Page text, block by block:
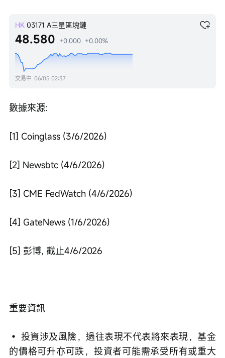
HK 03171 A三星區塊鏈
48.580 +0.000 +0.00%
交易中 06/05 02:37
數據來源:
[1] Coinglass (3/6/2026)
[2] Newsbtc (4/6/2026)
[3] CME FedWatch (4/6/2026)
[4] GateNews (1/6/2026)
[5] 彭博, 截止4/6/2026
重要資訊
• 投資涉及風險，過往表現不代表將來表現，基金
的價格可升亦可跌，投資者可能需承受所有或重大